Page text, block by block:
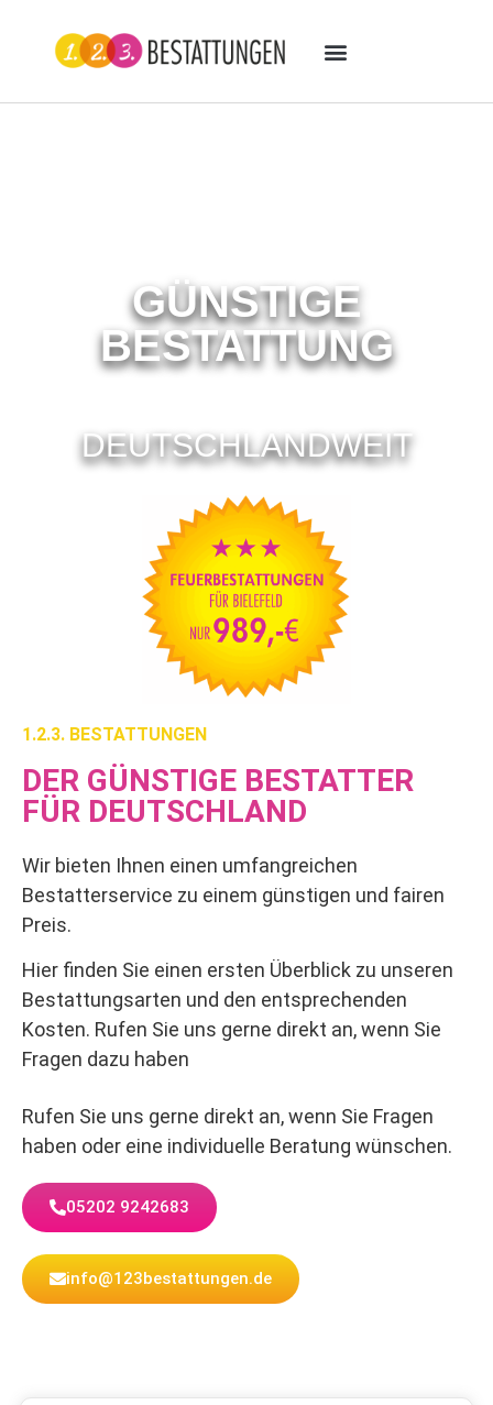
GÜNSTIGE
BESTATTUNG
DEUTSCHLANDWEIT
1.2.3. BESTATTUNGEN
DER GÜNSTIGE BESTATTER
FÜR DEUTSCHLAND
Wir bieten Ihnen einen umfangreichen
Bestatterservice zu einem günstigen und fairen
Preis.
Hier finden Sie einen ersten Überblick zu unseren
Bestattungsarten und den entsprechenden
Kosten. Rufen Sie uns gerne direkt an, wenn Sie
Fragen dazu haben
Rufen Sie uns gerne direkt an, wenn Sie Fragen
haben oder eine individuelle Beratung wünschen.
05202 9242683
info@123bestattungen.de